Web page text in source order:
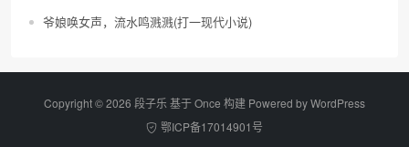
爷娘唤女声，流水鸣溅溅(打一现代小说)
Copyright © 2026 段子乐 基于 Once 构建 Powered byWordPress
鄂ICP备17014901号